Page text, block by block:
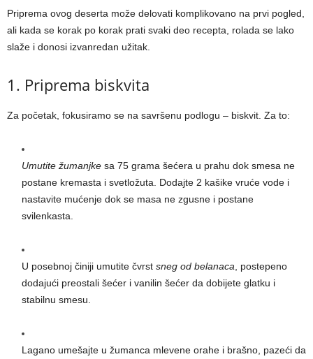
Priprema ovog deserta može delovati komplikovano na prvi pogled,
ali kada se korak po korak prati svaki deo recepta, rolada se lako
slaže i donosi izvanredan užitak.
1. Priprema biskvita
Za početak, fokusiramo se na savršenu podlogu – biskvit. Za to:
Umutite žumanjke sa 75 grama šećera u prahu dok smesa ne
postane kremasta i svetložuta. Dodajte 2 kašike vruće vode i
nastavite mućenje dok se masa ne zgusne i postane
svilenkasta.
U posebnoj činiji umutite čvrst sneg od belanaca , postepeno
dodajući preostali šećer i vanilin šećer da dobijete glatku i
stabilnu smesu.
Lagano umešajte u žumanca mlevene orahe i brašno, pazeći da